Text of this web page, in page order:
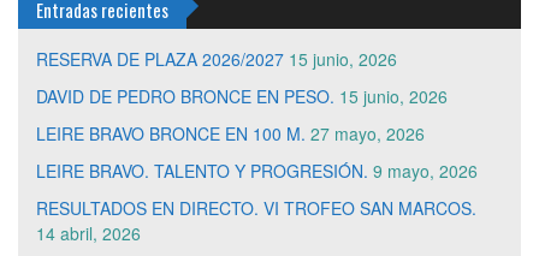
Entradas recientes
RESERVA DE PLAZA 2026/2027 15 junio, 2026
DAVID DE PEDRO BRONCE EN PESO. 15 junio, 2026
LEIRE BRAVO BRONCE EN 100 M. 27 mayo, 2026
LEIRE BRAVO. TALENTO Y PROGRESIÓN. 9 mayo, 2026
RESULTADOS EN DIRECTO. VI TROFEO SAN MARCOS.
14 abril, 2026